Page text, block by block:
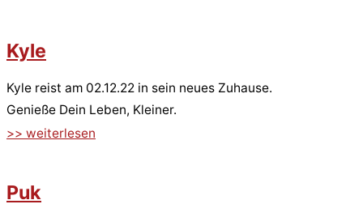
Kyle
Kyle reist am 02.12.22 in sein neues Zuhause.
Genieße Dein Leben, Kleiner.
>> weiterlesen
Puk